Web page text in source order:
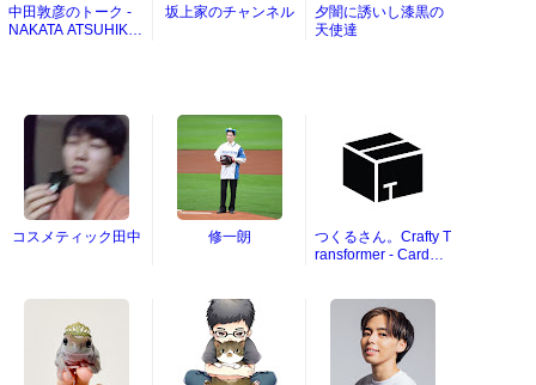
中田敦彦のトーク -
NAKATA ATSUHIKO
坂上家のチャンネル
夕闇に誘いし漆黒の
天使達
コスメティック田中 修一朗
つくるさん。Crafty T
ransformer - Cardbo